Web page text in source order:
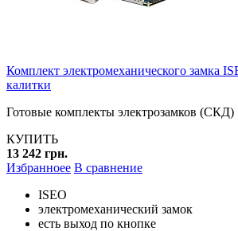
Комплект электромеханического замка
калитки
Готовые комплекты электрозамков (СКД)
КУПИТЬ
13 242 грн.
Избранноее В сравнение
ISEO
электромеханический замок
есть выход по кнопке